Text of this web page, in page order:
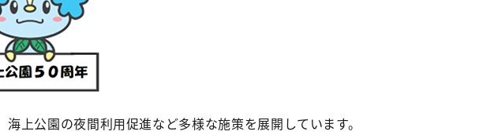
上公園の夜間利用促進など多様な施策を展開しています。